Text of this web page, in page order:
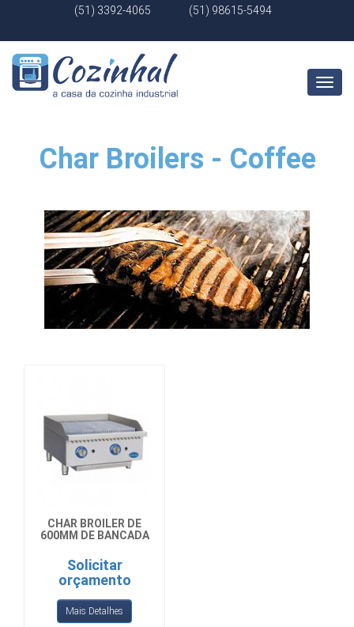
(51) 3392-4065 (51) 98615-5494
Abrir
Menu
Char Broilers - Coffee
CHAR BROILER DE
600MM DE BANCADA
Solicitar
orçamento
Mais Detalhes